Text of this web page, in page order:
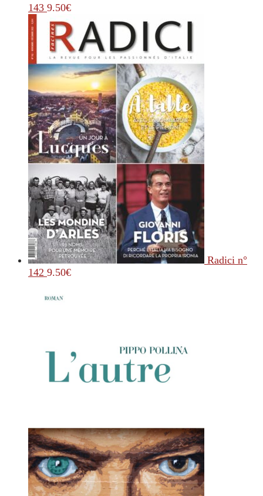
143 9.50€
Radici n°
142 9.50€